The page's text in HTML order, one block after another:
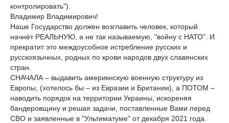
контролировать").
Владимир Владимирович!
Наше Государство должен возглавить человек, который
начнёт РЕАЛЬНУЮ, а не так называемую, "войну с НАТО". И
прекратит это междоусобное истребление русских и
русскоязычных, родных по крови народов двух славянских
стран.
СНАЧАЛА – выдавить америкнскую военную структуру из
Европы, (хотелось бы – из Евразии и Британии), а ПОТОМ –
наводить порядок на территории Украины, искореняя
бандеровщину и решая задачи, поставленные Вами перед
СВО и заявленные в "Ультиматуме" от декабря 2021 года.